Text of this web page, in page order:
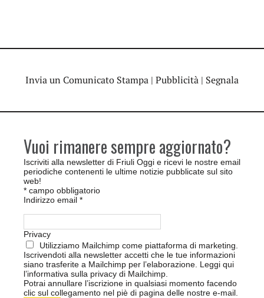
Invia un Comunicato Stampa | Pubblicità | Segnala
Vuoi rimanere sempre aggiornato?
Iscriviti alla newsletter di Friuli Oggi e ricevi le nostre email
periodiche contenenti le ultime notizie pubblicate sul sito
web!
* campo obbligatorio
Indirizzo email *
Privacy
Utilizziamo Mailchimp come piattaforma di marketing.
Iscrivendoti alla newsletter accetti che le tue informazioni
siano trasferite a Mailchimp per l’elaborazione. Leggi qui
l’informativa sulla privacy di Mailchimp
Potrai annullare l’iscrizione in qualsiasi momento facendo
clic sul collegamento nel piè di pagina delle nostre e-mail.